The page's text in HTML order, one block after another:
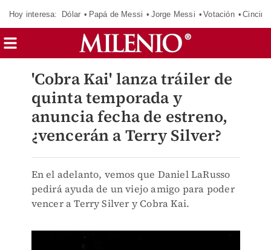
Hoy interesa: Dólar Papá de Messi Jorge Messi Votación
'Cobra Kai' lanza tráiler de
quinta temporada y
anuncia fecha de estreno,
¿vencerán a Terry Silver?
En el adelanto, vemos que Daniel LaRusso
pedirá ayuda de un viejo amigo para poder
vencer a Terry Silver y Cobra Kai.